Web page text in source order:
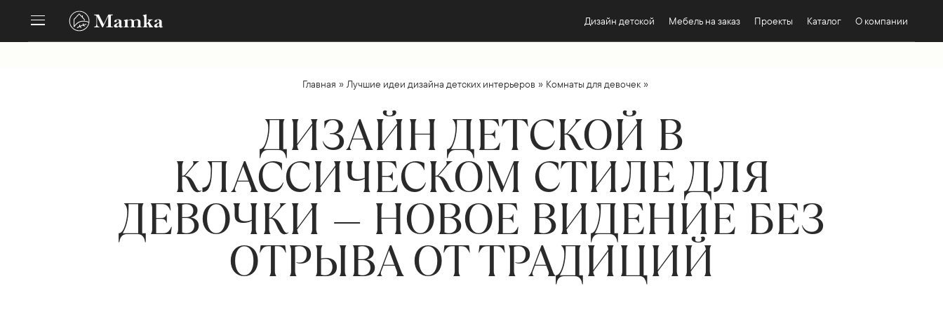
Дизайн детской Мебель на заказ Проекты Каталог О компании
Главная »Лучшие идеи дизайна детских интерьеров » Комнаты для девочек»
ДИЗАЙН ДЕТСКОЙ В
КЛАССИЧЕСКОМ СТИЛЕ ДЛЯ
ДЕВОЧКИ — НОВОЕ ВИДЕНИЕ БЕЗ
ОТРЫВА ОТ ТРАДИЦИЙ